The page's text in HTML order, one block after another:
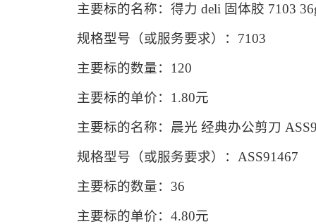
主要标的名称：得力 deli 固体胶 7103
规格型号（或服务要求）：7103
主要标的数量：120
主要标的单价：1.80元
主要标的名称：晨光 经典办公剪刀
规格型号（或服务要求）：ASS91467
主要标的数量：36
主要标的单价：4.80元